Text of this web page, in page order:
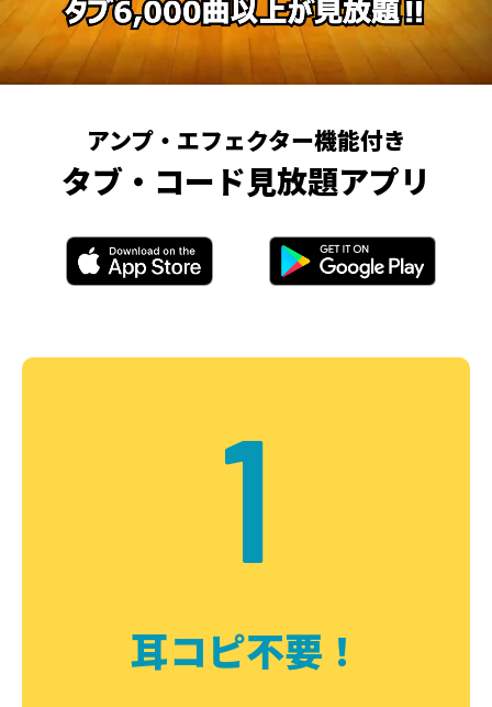
アンプ・エフェクター機能付き
タブ・コード見放題アプリ
1
耳コピ不要！